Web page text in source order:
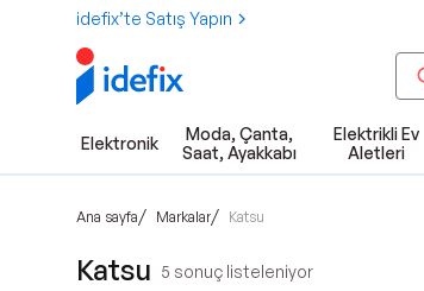
idefix’te Satış Yapın
Elektronik
Moda, Çanta,
Saat, Ayakkabı
Elektrikli Ev
Aletleri
Ana sayfa/ Markalar/ Katsu
Katsu 5 sonuç listeleniyor